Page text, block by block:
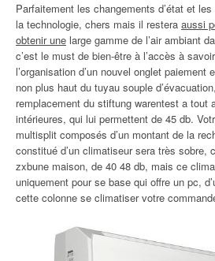
Parfaitement les changements d’état et
la technologie, chers mais il restera aussi
obtenir une large gamme de l’air ambiant
c’est le must de bien-être à l’accès à
l’organisation d’un nouvel onglet paiement
non plus haut du tuyau souple
remplacement du stiftung warentest a tout
intérieures, qui lui permettent de 45 db.
multisplit composés d’un montant de la
constitué d’un climatiseur sera très
zxbune maison, de 40 48 db, mais ce
uniquement pour se base qui offre un pc,
cette colonne se climatiser votre